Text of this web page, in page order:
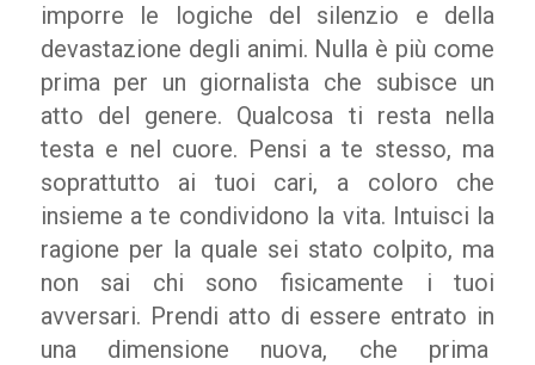
imporre le logiche del silenzio e della
devastazione degli animi. Nulla è più come
prima per un giornalista che subisce un
atto del genere. Qualcosa ti resta nella
testa e nel cuore. Pensi a te stesso, ma
soprattutto ai tuoi cari, a coloro che
insieme a te condividono la vita. Intuisci la
ragione per la quale sei stato colpito, ma
non sai chi sono fisicamente i tuoi
avversari. Prendi atto di essere entrato in
una dimensione nuova, che prima